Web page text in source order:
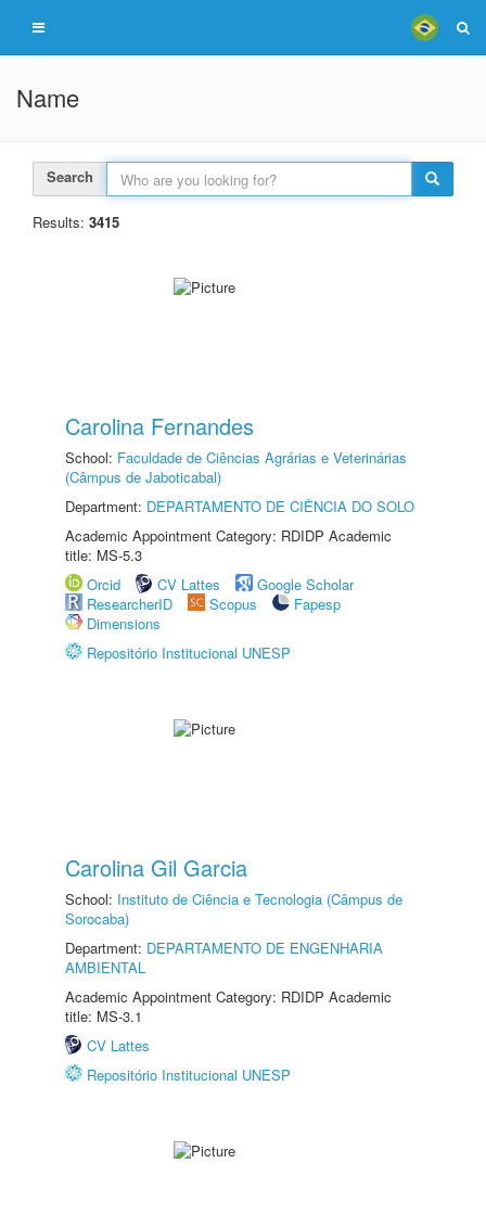
Name
Search
Results: 3415
Carolina Fernandes
School: Faculdade de Ciências Agrárias e Veterinárias
(Câmpus de Jaboticabal)
Department: DEPARTAMENTO DE CIÊNCIA DO SOLO
Academic Appointment Category: RDIDP Academic
title: MS-5.3
Orcid
CV Lattes
Google Scholar
ResearcherID
Scopus
Fapesp
Dimensions
Repositório Institucional UNESP
Carolina Gil Garcia
School: Instituto de Ciência e Tecnologia (Câmpus de
Sorocaba)
Department: DEPARTAMENTO DE ENGENHARIA
AMBIENTAL
Academic Appointment Category: RDIDP Academic
title: MS-3.1
CV Lattes
Repositório Institucional UNESP